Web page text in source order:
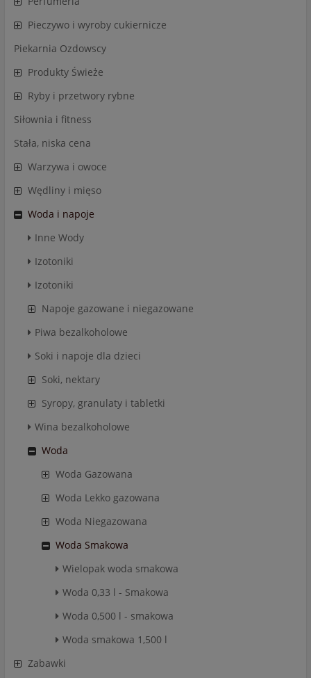
Pieczywo i wyroby cukiernicze
Piekarnia Ozdowscy
Produkty Świeże
Ryby i przetwory rybne
Siłownia i fitness
Stała, niska cena
Warzywa i owoce
Wędliny i mięso
Woda i napoje
Inne Wody
Izotoniki
Izotoniki
Napoje gazowane i niegazowane
Piwa bezalkoholowe
Soki i napoje dla dzieci
Soki, nektary
Syropy, granulaty i tabletki
Wina bezalkoholowe
Woda
Woda Gazowana
Woda Lekko gazowana
Woda Niegazowana
Woda Smakowa
Wielopak woda smakowa
Woda 0,33 l - Smakowa
Woda 0,500 l - smakowa
Woda smakowa 1,500 l
Zabawki